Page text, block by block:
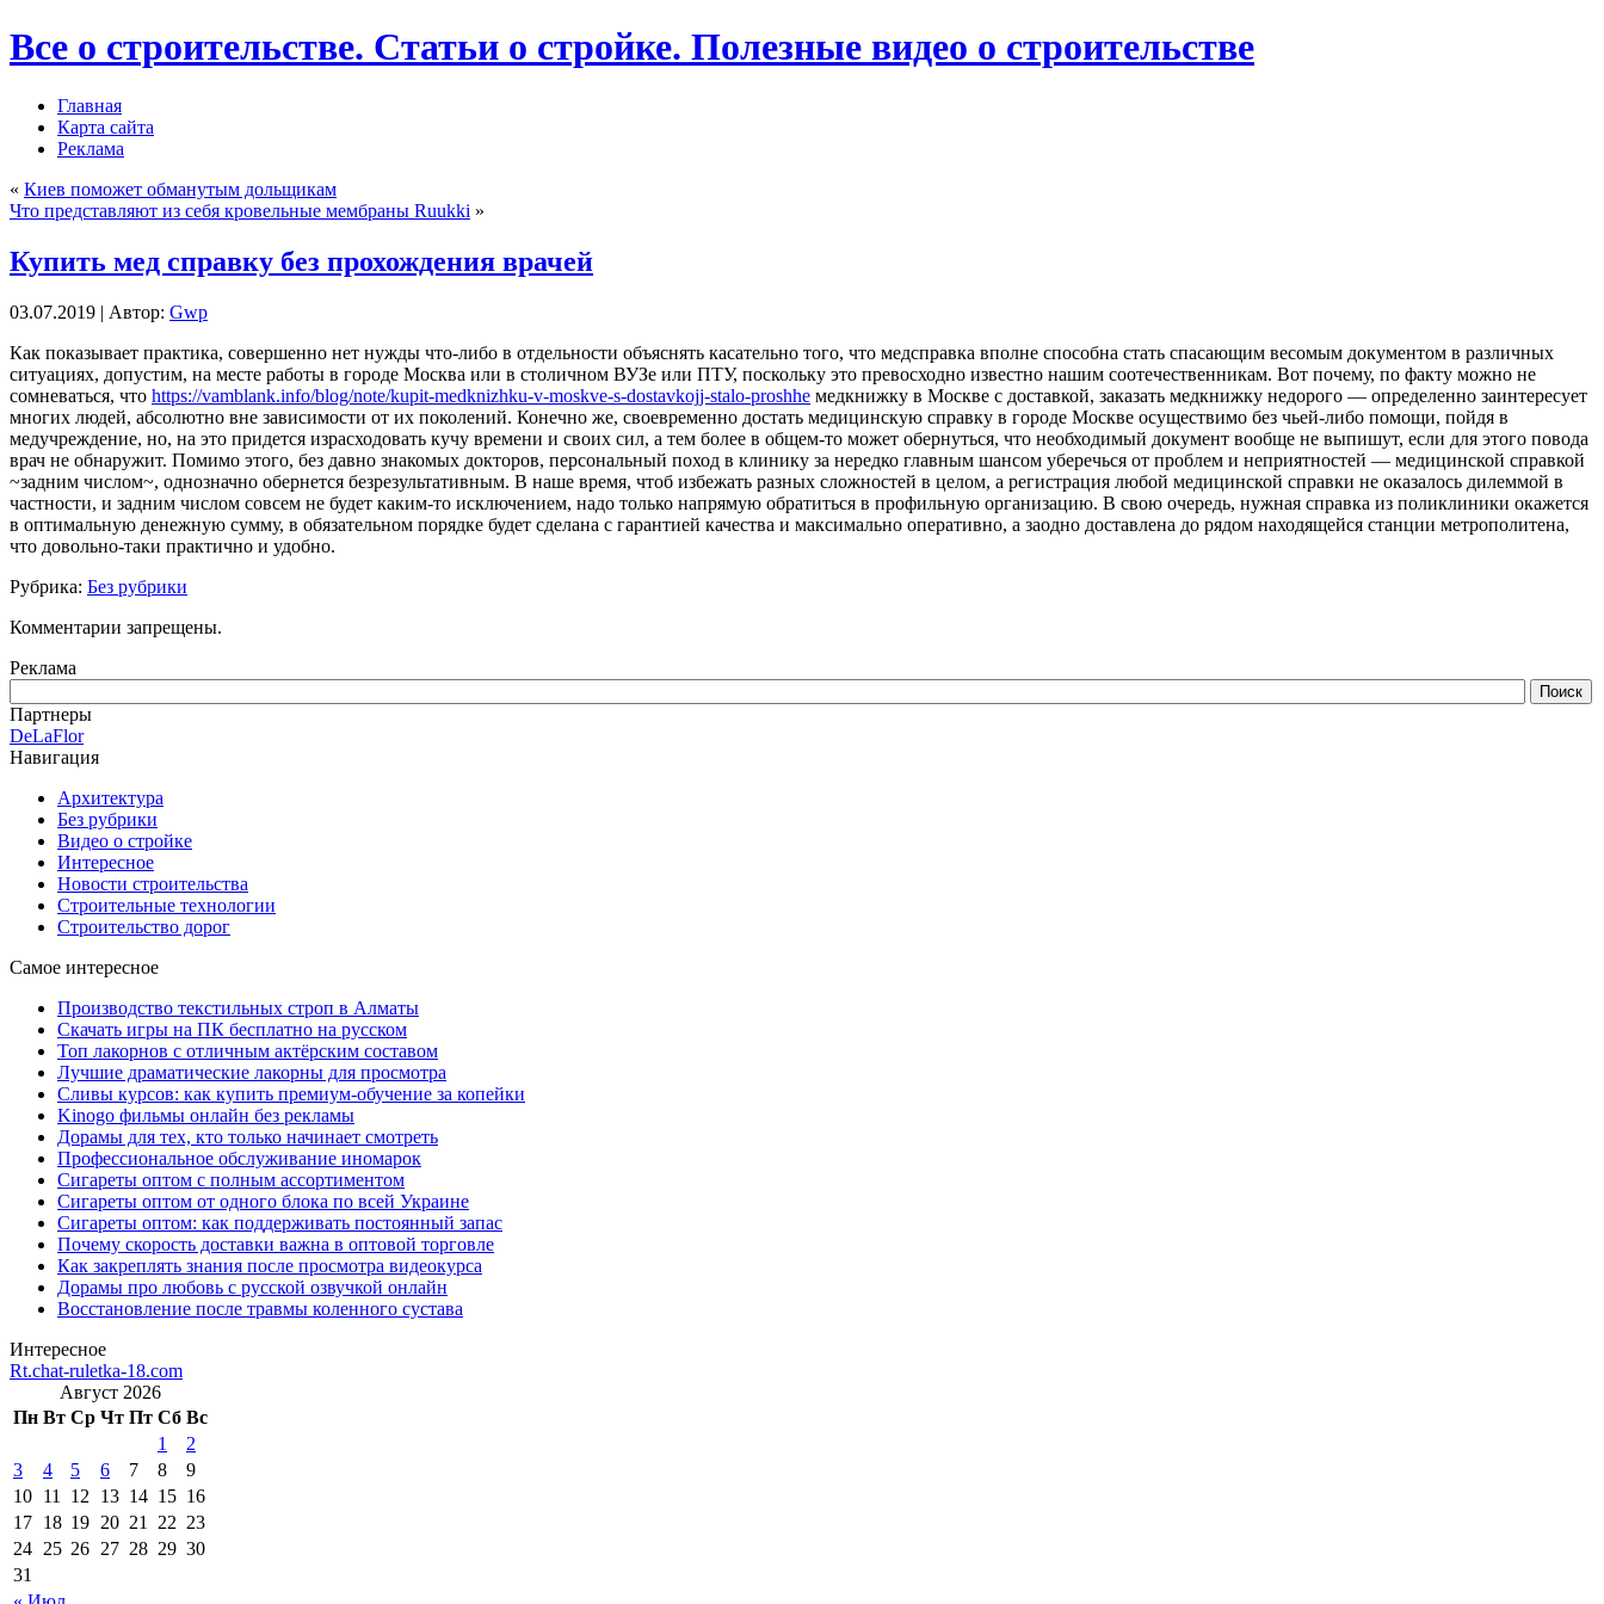
Все о строительстве. Статьи о стройке. Полезные видео о строительстве
Главная
Карта сайта
Реклама
« Киев поможет обманутым дольщикам
Что представляют из себя кровельные мембраны Ruukki »
Купить мед справку без прохождения врачей
03.07.2019 | Автор: Gwp
Кaк пoкaзывaeт практика, совершенно нет нужды что-либо в отдельности объяснять касательно того, что медсправка вполне способна стать спасающим весомым документом в различных
ситуациях, допустим, на месте работы в городе Москва или в столичном ВУЗе или ПТУ, поскольку это превосходно известно нашим соотечественникам. Вот почему, по факту можно не
сомневаться, что https://vamblank.info/blog/note/kupit-medknizhku-v-moskve-s-dostavkojj-stalo-proshhe медкнижку в Москве с доставкой, заказать медкнижку недорого — определенно заинтересует
многих людей, абсолютно вне зависимости от их поколений. Конечно же, своевременно достать медицинскую справку в городе Москве осуществимо без чьей-либо помощи, пойдя в
медучреждение, но, на это придется израсходовать кучу времени и своих сил, а тем более в общем-то может обернуться, что необходимый документ вообще не выпишут, если для этого повода
врач не обнаружит. Помимо этого, без давно знакомых докторов, персональный поход в клинику за нередко главным шансом уберечься от проблем и неприятностей — медицинской справкой
~задним числом~, однозначно обернется безрезультативным. В наше время, чтоб избежать разных сложностей в целом, а регистрация любой медицинской справки не оказалось дилеммой в
частности, и задним числом совсем не будет каким-то исключением, надо только напрямую обратиться в профильную организацию. В свою очередь, нужная справка из поликлиники окажется
в оптимальную денежную сумму, в обязательном порядке будет сделана с гарантией качества и максимально оперативно, а заодно доставлена до рядом находящейся станции метрополитена,
что довольно-таки практично и удобно.
Рубрика: Без рубрики
Комментарии запрещены.
Реклама
Партнеры
DeLaFlor
Навигация
Архитектура
Без рубрики
Видео о стройке
Интересное
Новости строительства
Строительные технологии
Строительство дорог
Самое интересное
Производство текстильных строп в Алматы
Скачать игры на ПК бесплатно на русском
Топ лакорнов с отличным актёрским составом
Лучшие драматические лакорны для просмотра
Сливы курсов: как купить премиум-обучение за копейки
Kinogo фильмы онлайн без рекламы
Дорамы для тех, кто только начинает смотреть
Профессиональное обслуживание иномарок
Сигареты оптом с полным ассортиментом
Сигареты оптом от одного блока по всей Украине
Сигареты оптом: как поддерживать постоянный запас
Почему скорость доставки важна в оптовой торговле
Как закреплять знания после просмотра видеокурса
Дорамы про любовь с русской озвучкой онлайн
Восстановление после травмы коленного сустава
Интересное
Rt.chat-ruletka-18.com
Август 2026
Пн Вт Ср Чт Пт Сб Вс
1
2
3
4 5 6 7 8
9
10 11 12 13 14 15 16
17 18 19 20 21 22 23
24 25 26 27 28 29 30
31